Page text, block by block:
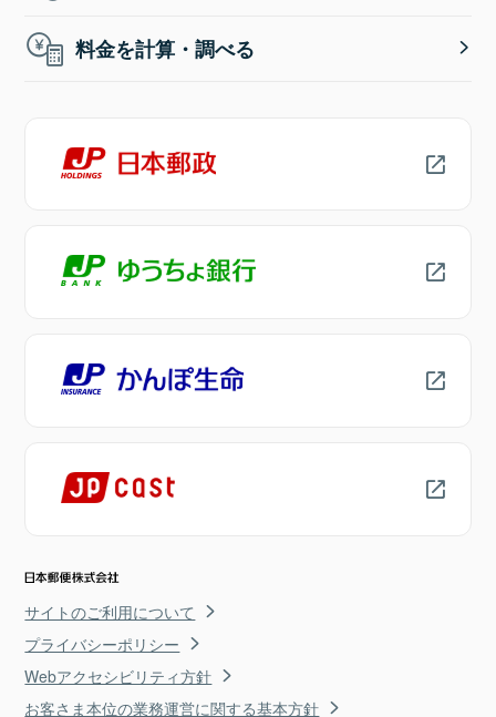
料金を計算・調べる
サイトのご利用について
プライバシーポリシー
Webアクセシビリティ方針
お客さま本位の業務運営に関する基本方針